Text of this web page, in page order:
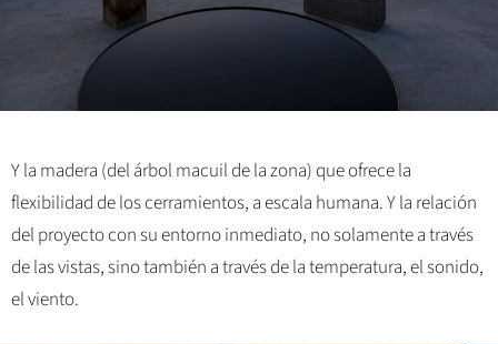
Y la madera (del árbol macuil de la zona) que ofrece la
flexibilidad de los cerramientos, a escala humana. Y la relación
del proyecto con su entorno inmediato, no solamente a través
de las vistas, sino también a través de la temperatura, el sonido,
el viento.